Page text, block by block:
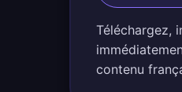
Téléchargez,
contenu